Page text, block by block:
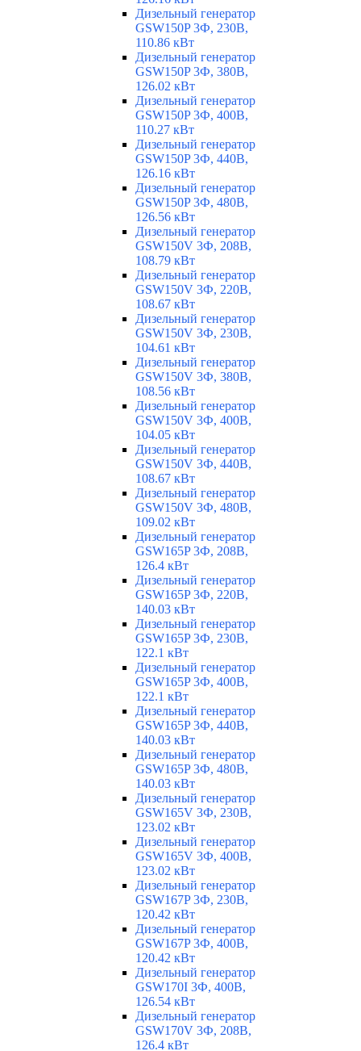
Дизельный генератор
GSW150P 3Ф, 230В,
110.86 кВт
Дизельный генератор
GSW150P 3Ф, 380В,
126.02 кВт
Дизельный генератор
GSW150P 3Ф, 400В,
110.27 кВт
Дизельный генератор
GSW150P 3Ф, 440В,
126.16 кВт
Дизельный генератор
GSW150P 3Ф, 480В,
126.56 кВт
Дизельный генератор
GSW150V 3Ф, 208В,
108.79 кВт
Дизельный генератор
GSW150V 3Ф, 220В,
108.67 кВт
Дизельный генератор
GSW150V 3Ф, 230В,
104.61 кВт
Дизельный генератор
GSW150V 3Ф, 380В,
108.56 кВт
Дизельный генератор
GSW150V 3Ф, 400В,
104.05 кВт
Дизельный генератор
GSW150V 3Ф, 440В,
108.67 кВт
Дизельный генератор
GSW150V 3Ф, 480В,
109.02 кВт
Дизельный генератор
GSW165P 3Ф, 208В,
126.4 кВт
Дизельный генератор
GSW165P 3Ф, 220В,
140.03 кВт
Дизельный генератор
GSW165P 3Ф, 230В,
122.1 кВт
Дизельный генератор
GSW165P 3Ф, 400В,
122.1 кВт
Дизельный генератор
GSW165P 3Ф, 440В,
140.03 кВт
Дизельный генератор
GSW165P 3Ф, 480В,
140.03 кВт
Дизельный генератор
GSW165V 3Ф, 230В,
123.02 кВт
Дизельный генератор
GSW165V 3Ф, 400В,
123.02 кВт
Дизельный генератор
GSW167P 3Ф, 230В,
120.42 кВт
Дизельный генератор
GSW167P 3Ф, 400В,
120.42 кВт
Дизельный генератор
GSW170I 3Ф, 400В,
126.54 кВт
Дизельный генератор
GSW170V 3Ф, 208В,
126.4 кВт